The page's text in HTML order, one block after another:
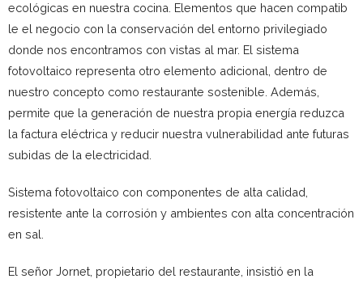
ecológicas en nuestra cocina. Elementos que hacen compatib
le el negocio con la conservación del entorno privilegiado
donde nos encontramos con vistas al mar. El sistema
fotovoltaico representa otro elemento adicional, dentro de
nuestro concepto como restaurante sostenible. Además,
permite que la generación de nuestra propia energía reduzca
la factura eléctrica y reducir nuestra vulnerabilidad ante futuras
subidas de la electricidad.
Sistema fotovoltaico con componentes de alta calidad,
resistente ante la corrosión y ambientes con alta concentración
en sal.
El señor Jornet, propietario del restaurante, insistió en la